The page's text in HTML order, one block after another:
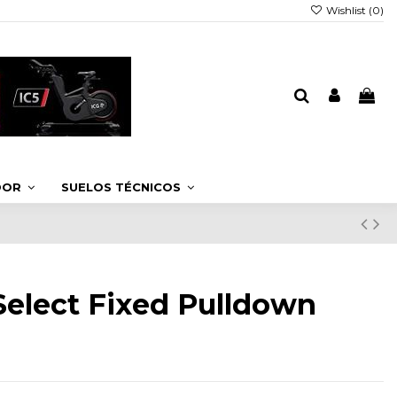
Wishlist (0)
SUELOS TÉCNICOS
Fixed Pulldown